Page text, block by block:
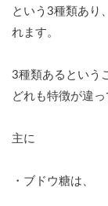
という3種類あり
れます。
3種類あるという
どれも特徴が違っ
主に
・ブドウ糖は、